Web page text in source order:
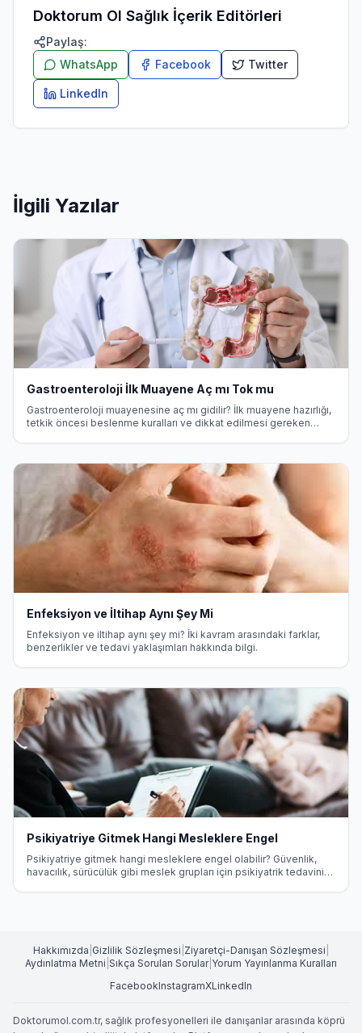
Doktorum Ol Sağlık İçerik Editörleri
Paylaş:
WhatsApp
Facebook Twitter
LinkedIn
İlgili Yazılar
Gastroenteroloji İlk Muayene Aç mı Tok mu
Gastroenteroloji muayenesine aç mı gidilir? İlk muayene hazırlığı,
tetkik öncesi beslenme kuralları ve dikkat edilmesi gereken
Enfeksiyon ve İltihap Aynı Şey Mi
Enfeksiyon ve iltihap aynı şey mi? İki kavram arasındaki farklar,
benzerlikler ve tedavi yaklaşımları hakkında bilgi.
Psikiyatriye Gitmek Hangi Mesleklere Engel
Psikiyatriye gitmek hangi mesleklere engel olabilir? Güvenlik,
havacılık, sürücülük gibi meslek grupları için psikiyatrik tedavinin
Hakkımızda Gizlilik Sözleşmesi Ziyaretçi-Danışan Sözleşmesi
Aydınlatma Metni Sıkça Sorulan Sorular| Yorum Yayınlanma Kuralları
FacebookInstagramXLinkedIn
Doktorumol.com.tr, sağlık profesyonelleri ile danışanlar arasında köprü